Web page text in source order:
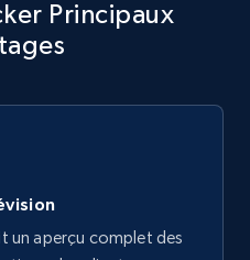
Initial
Principaux
un aperçu complet des